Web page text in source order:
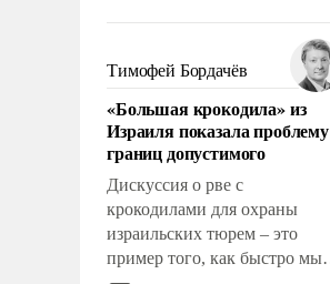
налогоплательщиков и где
Еревану за свои поступки не
нужно отвечать.
Тимофей Бордачёв
«Большая крокодила» из
Израиля показала проблему
границ допустимого
Дискуссия о рве с
крокодилами для охраны
израильских тюрем – это
пример того, как быстро мы